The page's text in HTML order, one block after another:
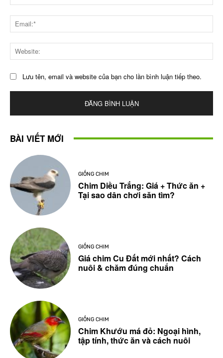
Lưu tên, email và website của bạn cho lần bình luận tiếp theo.
BÀI VIẾT MỚI
GIỐNG CHIM
Chim Diều Trắng: Giá + Thức ăn +
Tại sao dân chơi săn tìm?
GIỐNG CHIM
Giá chim Cu Đất mới nhất? Cách
nuôi & chăm đúng chuẩn
GIỐNG CHIM
Chim Khướu má đỏ: Ngoại hình,
tập tính, thức ăn và cách nuôi